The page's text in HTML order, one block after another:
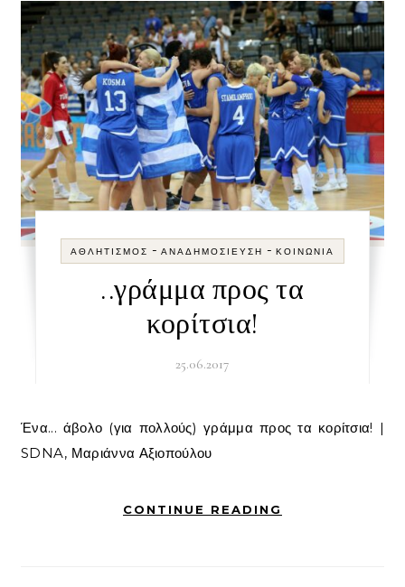
ΑΘΛΗΤΙΣΜΌΣ - ΑΝΑΔΗΜΟΣΊΕΥΣΗ - ΚΟΙΝΩΝΊΑ
..γράμμα προς τα
κορίτσια!
25.06.2017
Ένα... άβολο (για πολλούς) γράμμα προς τα κορίτσια! |
SDNA, Μαριάννα Αξιοπούλου
CONTINUE READING